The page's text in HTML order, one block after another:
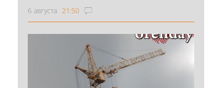
6 августа 21:50